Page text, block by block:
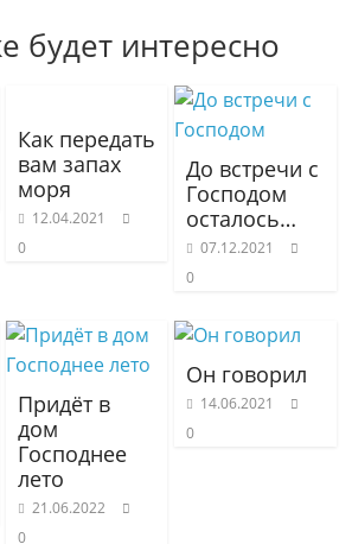
будет интересно
Как передать
вам запах
моря
12.04.2021
0
До встречи с
Господом
осталось…
07.12.2021
0
Придёт в
дом
Господнее
лето
21.06.2022
0
Он говорил
14.06.2021
0